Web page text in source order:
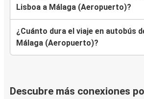
Lisboa a Málaga (Aeropuerto)?
¿Cuánto dura el viaje en autobús
Málaga (Aeropuerto)?
Descubre más conexiones